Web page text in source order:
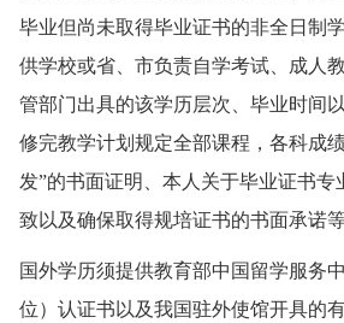
毕业但尚未取得毕业证书的非全日制
供学校或省、市负责自学考试、成人
管部门出具的该学历层次、毕业时间
修完教学计划规定全部课程，各科成
发”的书面证明、本人关于毕业证书专
致以及确保取得规培证书的书面承诺等
国外学历须提供教育部中国留学服务
位）认证书以及我国驻外使馆开具的